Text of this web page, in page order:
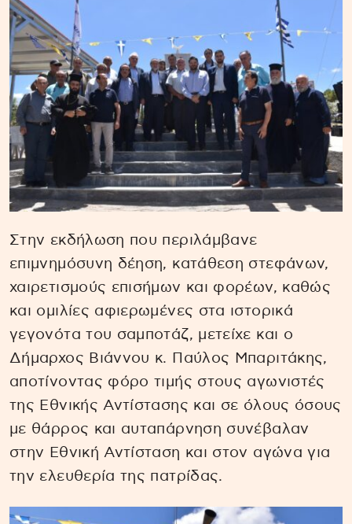
Στην εκδήλωση που περιλάμβανε
επιμνημόσυνη δέηση, κατάθεση στεφάνων,
χαιρετισμούς επισήμων και φορέων, καθώς
και ομιλίες αφιερωμένες στα ιστορικά
γεγονότα του σαμποτάζ, μετείχε και ο
Δήμαρχος Βιάννου κ. Παύλος Μπαριτάκης,
αποτίνοντας φόρο τιμής στους αγωνιστές
της Εθνικής Αντίστασης και σε όλους όσους
με θάρρος και αυταπάρνηση συνέβαλαν
στην Εθνική Αντίσταση και στον αγώνα για
την ελευθερία της πατρίδας.